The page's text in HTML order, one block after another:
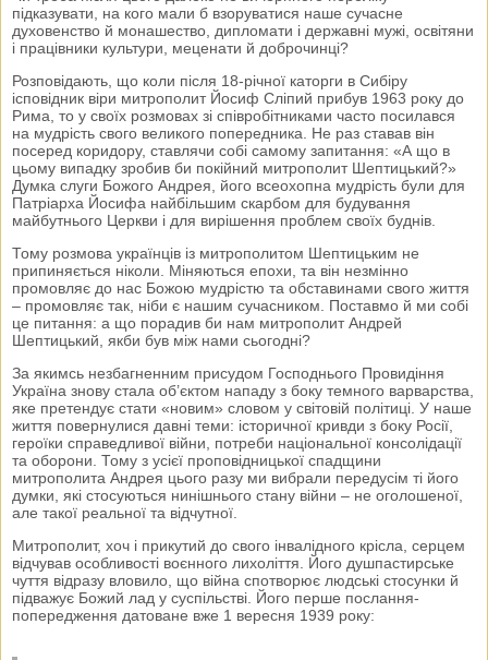
підказувати, на кого мали б взоруватися наше сучасне
духовенство й монашество, дипломати і державні мужі, освітяни
і працівники культури, меценати й доброчинці?
Розповідають, що коли після 18-річної каторги в Сибіру
ісповідник віри митрополит Йосиф Сліпий прибув 1963 року до
Рима, то у своїх розмовах зі співробітниками часто посилався
на мудрість свого великого попередника. Не раз ставав він
посеред коридору, ставлячи собі самому запитання: «А що в
цьому випадку зробив би покійний митрополит Шептицький?»
Думка слуги Божого Андрея, його всеохопна мудрість були для
Патріарха Йосифа найбільшим скарбом для будування
майбутнього Церкви і для вирішення проблем своїх буднів.
Тому розмова українців із митрополитом Шептицьким не
припиняється ніколи. Міняються епохи, та він незмінно
промовляє до нас Божою мудрістю та обставинами свого життя
– промовляє так, ніби є нашим сучасником. Поставмо й ми собі
це питання: а що порадив би нам митрополит Андрей
Шептицький, якби був між нами сьогодні?
За якимсь незбагненним присудом Господнього Провидіння
Україна знову стала об’єктом нападу з боку темного варварства,
яке претендує стати «новим» словом у світовій політиці. У наше
життя повернулися давні теми: історичної кривди з боку Росії,
героїки справедливої війни, потреби національної консолідації
та оборони. Тому з усієї проповідницької спадщини
митрополита Андрея цього разу ми вибрали передусім ті його
думки, які стосуються нинішнього стану війни – не оголошеної,
але такої реальної та відчутної.
Митрополит, хоч і прикутий до свого інвалідного крісла, серцем
відчував особливості воєнного лихоліття. Його душпастирське
чуття відразу вловило, що війна спотворює людські стосунки й
підважує Божий лад у суспільстві. Його перше послання-
попередження датоване вже 1 вересня 1939 року: